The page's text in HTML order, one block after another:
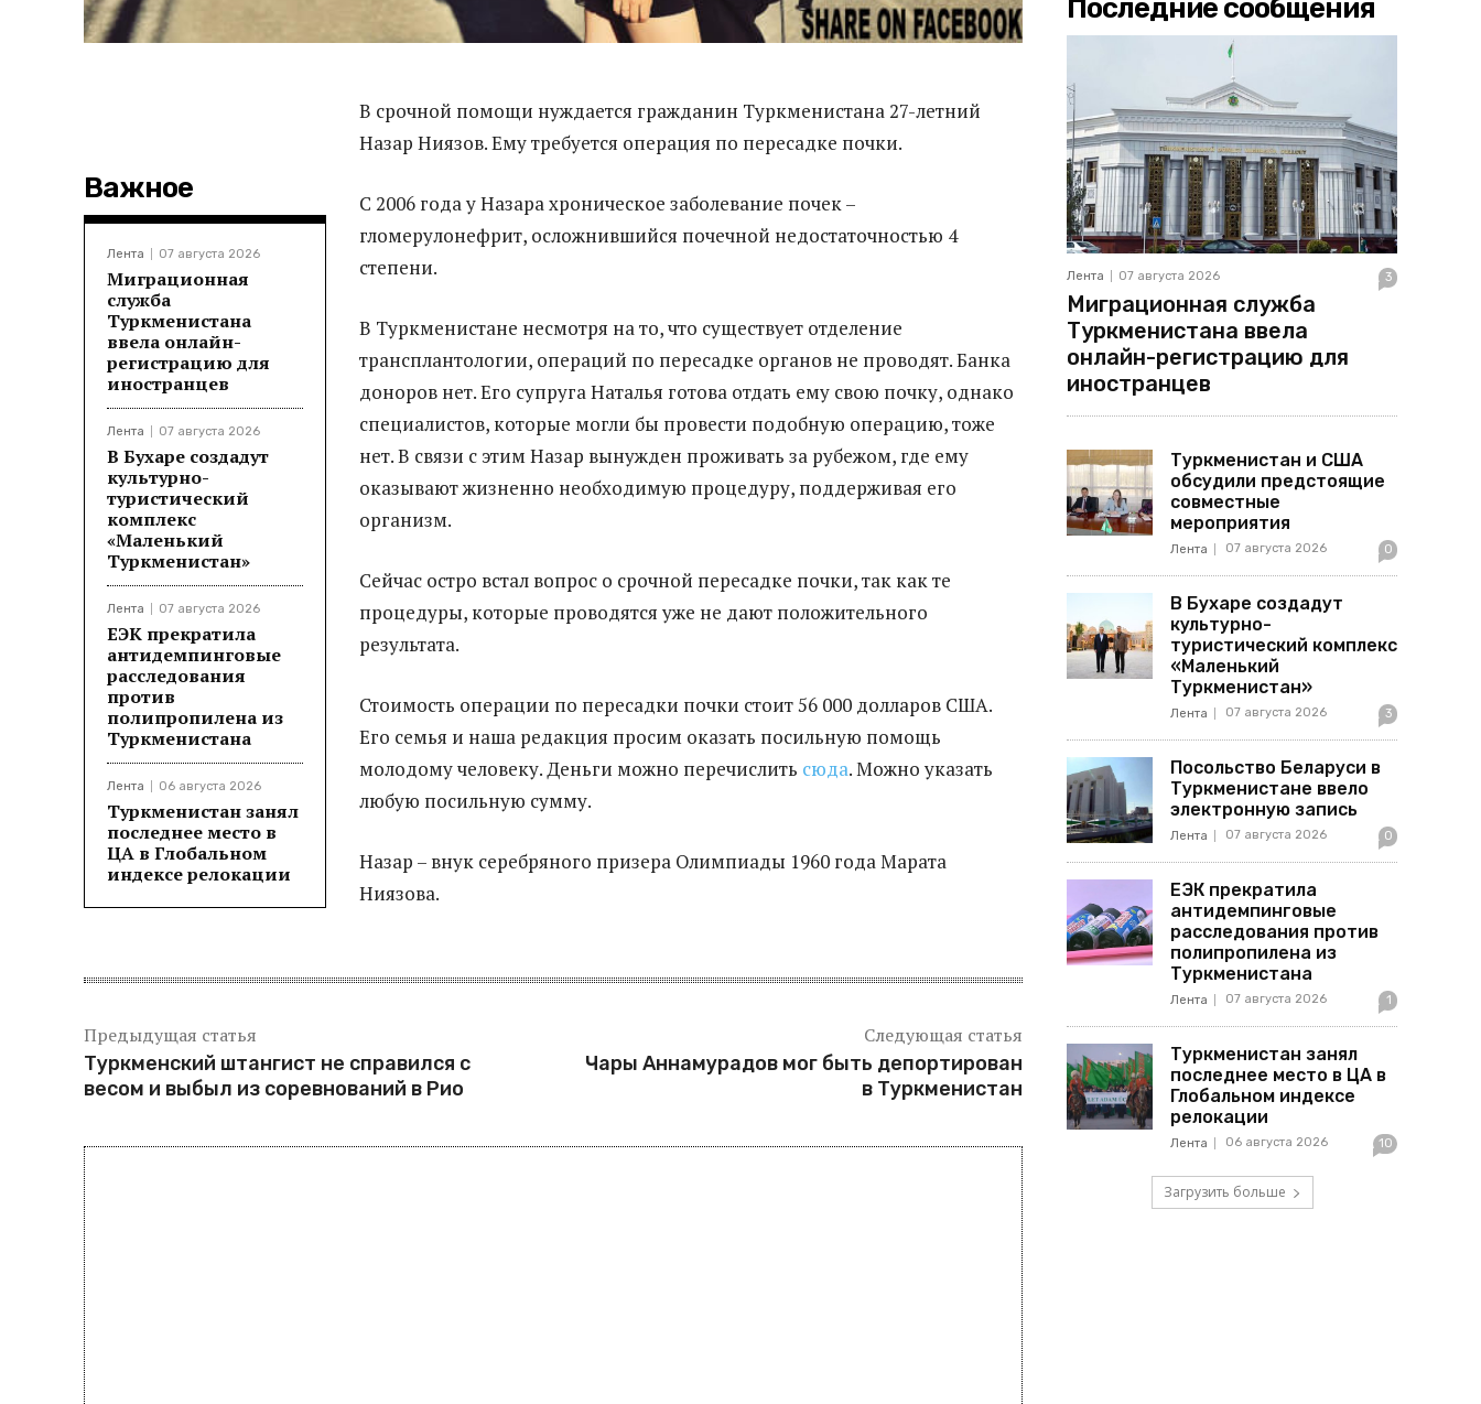
Важное
Лента 07 августа 2026
Миграционная
служба
Туркменистана
ввела онлайн-
регистрацию для
иностранцев
Лента 07 августа 2026
В Бухаре создадут
культурно-
туристический
комплекс
«Маленький
Туркменистан»
Лента 07 августа 2026
ЕЭК прекратила
антидемпинговые
расследования
против
полипропилена из
Туркменистана
Лента 06 августа 2026
Туркменистан занял
последнее место в
ЦА в Глобальном
индексе релокации
В срочной помощи нуждается гражданин Туркменистана 27-летний
Назар Ниязов. Ему требуется операция по пересадке почки.
С 2006 года у Назара хроническое заболевание почек –
гломерулонефрит, осложнившийся почечной недостаточностью 4
степени.
В Туркменистане несмотря на то, что существует отделение
трансплантологии, операций по пересадке органов не проводят. Банка
доноров нет. Его супруга Наталья готова отдать ему свою почку, однако
специалистов, которые могли бы провести подобную операцию, тоже
нет. В связи с этим Назар вынужден проживать за рубежом, где ему
оказывают жизненно необходимую процедуру, поддерживая его
организм.
Сейчас остро встал вопрос о срочной пересадке почки, так как те
процедуры, которые проводятся уже не дают положительного
результата.
Стоимость операции по пересадки почки стоит 56 000 долларов США.
Его семья и наша редакция просим оказать посильную помощь
молодому человеку. Деньги можно перечислить сюда. Можно указать
любую посильную сумму.
Назар – внук серебряного призера Олимпиады 1960 года Марата
Ниязова.
Предыдущая статья
Туркменский штангист не справился с
весом и выбыл из соревнований в Рио
Следующая статья
Чары Аннамурадов мог быть депортирован
в Туркменистан
Последние сообщения
Лента 07 августа 2026 3
Миграционная служба
Туркменистана ввела
онлайн-регистрацию для
иностранцев
Туркменистан и США
обсудили предстоящие
совместные
мероприятия
Лента 07 августа 2026 0
В Бухаре создадут
культурно-
туристический комплекс
«Маленький
Туркменистан»
Лента 07 августа 2026 3
Посольство Беларуси в
Туркменистане ввело
электронную запись
Лента 07 августа 2026 0
ЕЭК прекратила
антидемпинговые
расследования против
полипропилена из
Туркменистана
Лента 07 августа 2026 1
Туркменистан занял
последнее место в ЦА в
Глобальном индексе
релокации
Лента 06 августа 2026 10
Загрузить больше